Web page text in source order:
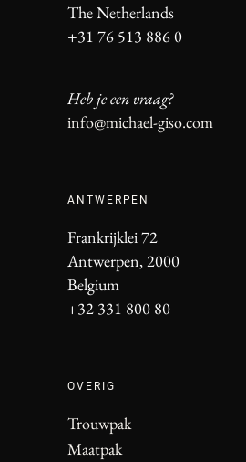
The Netherlands
+31 76 513 886 0
Heb je een vraag?
info@michael-giso.com
ANTWERPEN
Frankrijklei 72
Antwerpen, 2000
Belgium
+32 331 800 80
OVERIG
Trouwpak
Maatpak